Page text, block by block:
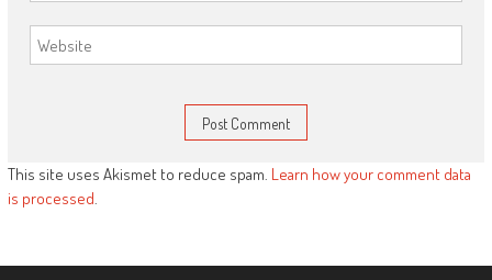
This site uses Akismet to reduce spam. Learn how your comment data
is processed.